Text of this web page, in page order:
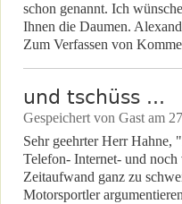
schon genannt. Ich
Ihnen die Daumen.
Zum Verfassen von
und tschüss ...
Gespeichert von Gast am
Sehr geehrter Herr Hahne,
Telefon- Internet- und
Zeitaufwand ganz zu
Motorsportler